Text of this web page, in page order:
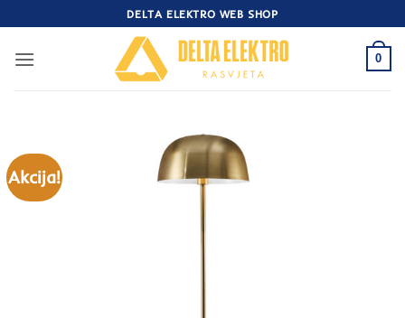
to
content
DELTA ELEKTRO WEB SHOP
0
Akcija!